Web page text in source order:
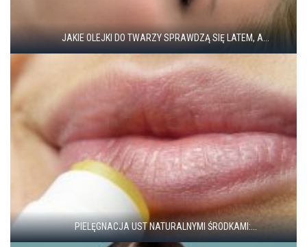
JAKIE OLEJKI DO TWARZY SPRAWDZĄ SIĘ LATEM, A...
PIELĘGNACJA UST NATURALNYMI ŚRODKAMI:...